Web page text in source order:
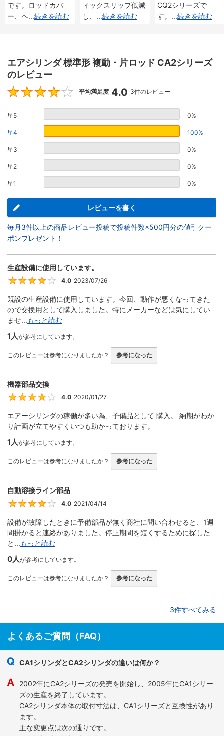
です。ロッドカバ
ー、ヘ...続きを読む
ィックスリップ低減
し、 ...続きを読む
CQ2シリーズで
す。 ...続きを読む
エアシリンダ 標準形 複動・片ロッド CA2シリーズ
のレビュー
4
平均満足度 4.0 3件のレビュー
星5 0%
星4 100%
星3 0%
星2 0%
星1 0%
レビューを書く
毎月3件以上の商品レビュー投稿で投稿件数×500円分の値引クー
ポンプレゼント！
生産設備に使用しています。
4
4.0 2023/07/26
既設の生産設備に使用しています。今回、動作が悪くなってきた
ので交換用として購入しました。特にメーカーなどは気にしてい
ませ...もっと読む
1人が参考にしています。
このレビューは参考になりましたか？ 参考になった
機器部品交換
4
4.0 2020/01/27
エアーシリンダの稼働が多い為、予備品として 購入。 納期がわか
り計画が立てやすくいつも助かっております。
1人が参考にしています。
このレビューは参考になりましたか？ 参考になった
自動溶接ライン部品
4
4.0 2021/04/14
設備が故障したときに予備部品が無く商社に問い合わせると、1週
間掛かると連絡がありました。停止期間を短くするために探した
と...もっと読む
0人が参考にしています。
このレビューは参考になりましたか？ 参考になった
3件すべてみる
よくあるご質問（FAQ）
CA1シリンダとCA2シリンダの違いは何か？
2002年にCA2シリーズの発売を開始し、2005年にCA1シリー
ズの生産を終了しています。
CA2シリンダ本体の取付寸法は、CA1シリーズと互換性があり
ます。
主な変更点は次の通りです。